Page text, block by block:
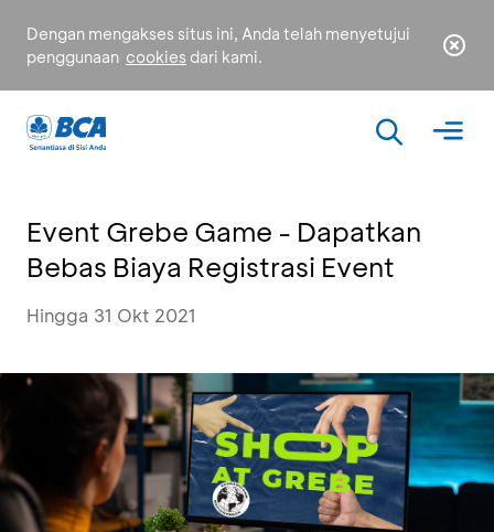
Dengan mengakses situs ini, Anda telah menyetujui
penggunaan cookies dari kami.
Event Grebe Game - Dapatkan
Bebas Biaya Registrasi Event
Hingga 31 Okt 2021